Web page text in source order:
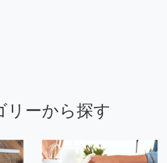
リーから探す